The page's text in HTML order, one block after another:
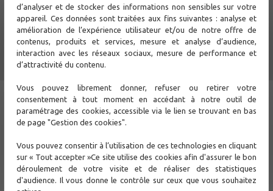
← Previous Next →
d’analyser et de stocker des informations non sensibles sur votre
appareil. Ces données sont traitées aux fins suivantes : analyse et
amélioration de l’expérience utilisateur et/ou de notre offre de
contenus, produits et services, mesure et analyse d’audience,
interaction avec les réseaux sociaux, mesure de performance et
d’attractivité du contenu.
Vous pouvez librement donner, refuser ou retirer votre
consentement à tout moment en accédant à notre outil de
paramétrage des cookies, accessible via le lien se trouvant en bas
de page "Gestion des cookies".
Vous pouvez consentir à l’utilisation de ces technologies en cliquant
sur « Tout accepter »Ce site utilise des cookies afin d'assurer le bon
déroulement de votre visite et de réaliser des statistiques
d'audience. Il vous donne le contrôle sur ceux que vous souhaitez